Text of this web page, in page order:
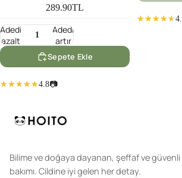
289.90TL
Adedi
azalt
Adedi
artır
Sepete Ekle
4.8📷
Bilime ve doğaya dayanan, şeffaf ve
bakımı. Cildine iyi gelen her detay.